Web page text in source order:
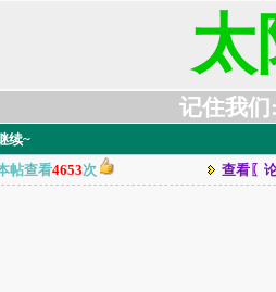
太
记住我们
续~
帖查看4653次 查看〖